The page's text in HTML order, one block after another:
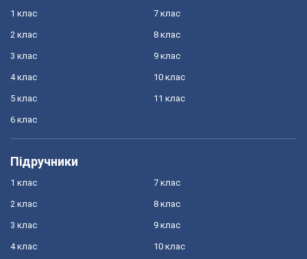
1 клас
2 клас
3 клас
4 клас
5 клас
6 клас
7 клас
8 клас
9 клас
10 клас
11 клас
Підручники
1 клас
2 клас
3 клас
4 клас
7 клас
8 клас
9 клас
10 клас